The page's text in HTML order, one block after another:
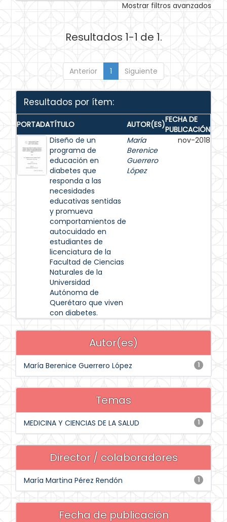
Mostrar filtros avanzados
Resultados 1-1 de 1.
Anterior 1 Siguiente
Resultados por ítem:
PORTADATÍTULO AUTOR(ES)FECHA DE
PUBLICACIÓN
Diseño de un
programa de
educación en
diabetes que
responda a las
necesidades
educativas sentidas
y promueva
comportamientos de
autocuidado en
estudiantes de
licenciatura de la
Facultad de Ciencias
Naturales de la
Universidad
Autónoma de
Querétaro que viven
con diabetes.
María
Berenice
Guerrero
López
nov-2018
Autor(es)
1
María Berenice Guerrero López
Temas
1
MEDICINA Y CIENCIAS DE LA SALUD
Director / colaboradores
1
María Martina Pérez Rendón
Fecha de publicación